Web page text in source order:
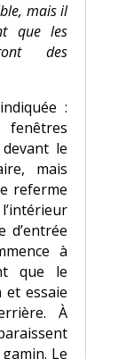
mais il
que les
des
:
le
mais
referme
d’entrée
à
que le
essaie
À
Le